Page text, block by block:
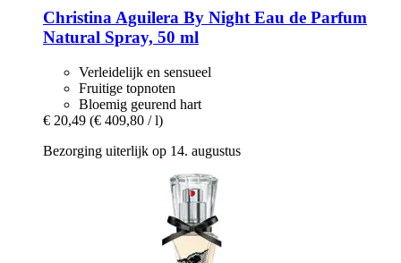
Christina Aguilera By Night Eau de Parfum
Natural Spray, 50 ml
Verleidelijk en sensueel
Fruitige topnoten
Bloemig geurend hart
€ 20,49 (€ 409,80 / l)
Bezorging uiterlijk op 14. augustus